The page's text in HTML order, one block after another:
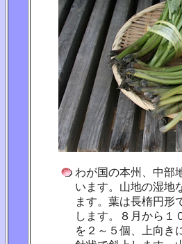
わが国の本州、中部
います。山地の湿地
ます。葉は長楕円形
します。８月から１
を２～５個、上向き